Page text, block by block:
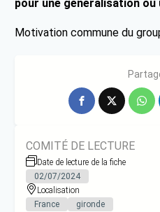
pour une généralisation ou
Motivation commune du
COMITÉ DE LECTURE
Date de lecture de la fiche
02/07/2024
Localisation
France
gironde